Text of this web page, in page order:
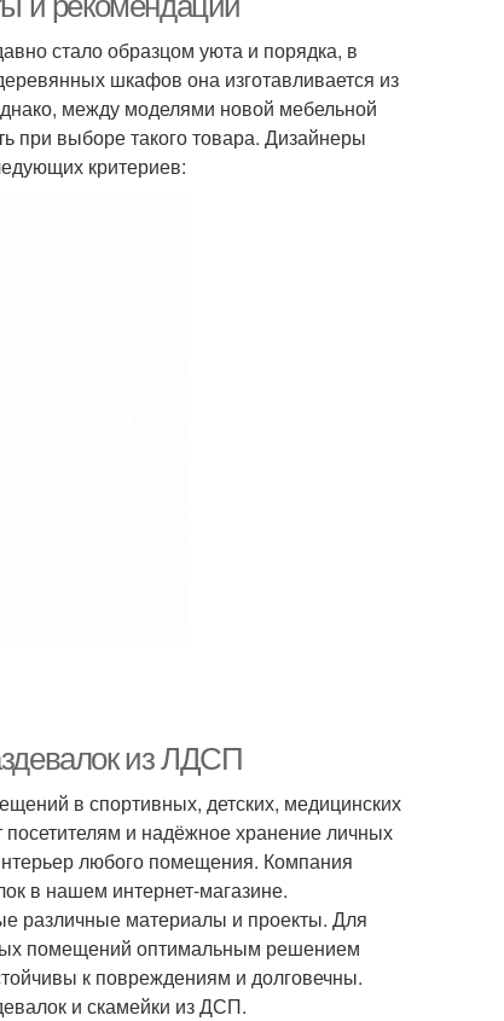
стало образцом уюта и порядка, в
шкафов она изготавливается из
между моделями новой мебельной
при выборе такого товара. Дизайнеры
критериев:
из ЛДСП
в спортивных, детских, медицинских
и надёжное хранение личных
любого помещения. Компания
в нашем интернет-магазине.
различные материалы и проекты. Для
помещений оптимальным решением
к повреждениям и долговечны.
и скамейки из ДСП.